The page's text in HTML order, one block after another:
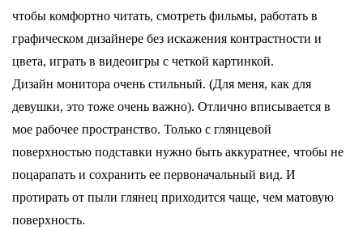
чтобы комфортно читать, смотреть фильмы, работать в
графическом дизайнере без искажения контрастности и
цвета, играть в видеоигры с четкой картинкой.
Дизайн монитора очень стильный. (Для меня, как для
девушки, это тоже очень важно). Отлично вписывается в
мое рабочее пространство. Только с глянцевой
поверхностью подставки нужно быть аккуратнее, чтобы не
поцарапать и сохранить ее первоначальный вид. И
протирать от пыли глянец приходится чаще, чем матовую
поверхность.